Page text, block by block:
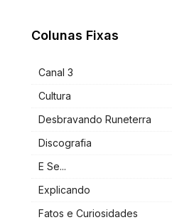
Colunas Fixas
Canal 3
Cultura
Desbravando Runeterra
Discografia
E Se...
Explicando
Fatos e Curiosidades